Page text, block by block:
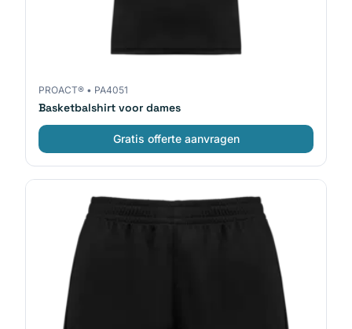
PROACT® • PA4051
Basketbalshirt voor dames
Gratis offerte aanvragen